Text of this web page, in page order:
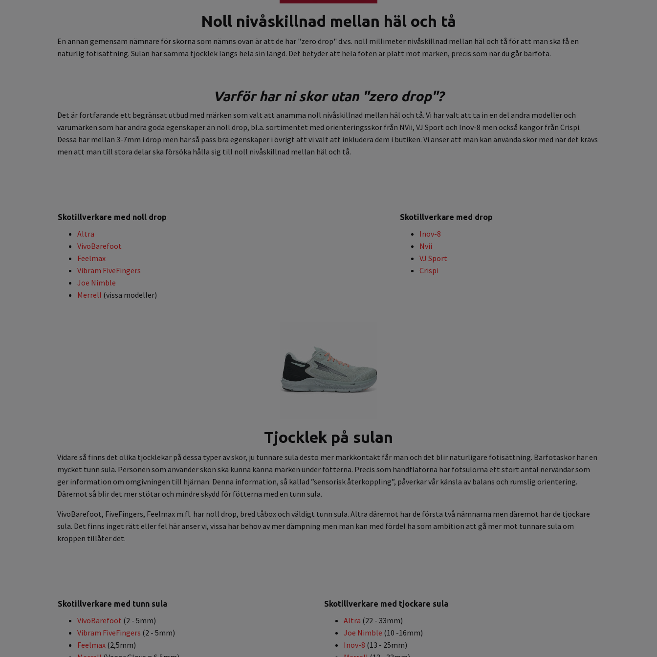
Noll nivåskillnad mellan häl och tå
En annan gemensam nämnare för skorna som nämns ovan är att de har "zero drop" d.v.s. noll millimeter nivåskillnad mellan häl och tå för att man ska få en
naturlig fotisättning. Sulan har samma tjocklek längs hela sin längd. Det betyder att hela foten är platt mot marken, precis som när du går barfota.
Varför har ni skor utan "zero drop"?
Det är fortfarande ett begränsat utbud med märken som valt att anamma noll nivåskillnad mellan häl och tå. Vi har valt att ta in en del andra modeller och
varumärken som har andra goda egenskaper än noll drop, bl.a. sortimentet med orienteringsskor från NVii, VJ Sport och Inov-8 men också kängor från Crispi.
Dessa har mellan 3-7mm i drop men har så pass bra egenskaper i övrigt att vi valt att inkludera dem i butiken. Vi anser att man kan använda skor med när det krävs
men att man till stora delar ska försöka hålla sig till noll nivåskillnad mellan häl och tå.
Skotillverkare med noll drop
Altra
VivoBarefoot
Feelmax
Vibram FiveFingers
Joe Nimble
Merrell (vissa modeller)
Skotillverkare med drop
Inov-8
Nvii
VJ Sport
Crispi
Tjocklek på sulan
Vidare så finns det olika tjocklekar på dessa typer av skor, ju tunnare sula desto mer markkontakt får man och det blir naturligare fotisättning. Barfotaskor har en
mycket tunn sula. Personen som använder skon ska kunna känna marken under fötterna. Precis som handflatorna har fotsulorna ett stort antal nervändar som
ger information om omgivningen till hjärnan. Denna information, så kallad ”sensorisk återkoppling”, påverkar vår känsla av balans och rumslig orientering.
Däremot så blir det mer stötar och mindre skydd för fötterna med en tunn sula.
VivoBarefoot, FiveFingers, Feelmax m.fl. har noll drop, bred tåbox och väldigt tunn sula. Altra däremot har de första två nämnarna men däremot har de tjockare
sula. Det finns inget rätt eller fel här anser vi, vissa har behov av mer dämpning men man kan med fördel ha som ambition att gå mer mot tunnare sula om
kroppen tillåter det.
Skotillverkare med tunn sula
VivoBarefoot (2 - 5mm)
Vibram FiveFingers (2 - 5mm)
Feelmax (2,5mm)
Skotillverkare med tjockare sula
Altra (22 - 33mm)
Joe Nimble (10 -16mm)
Inov-8 (13 - 25mm)